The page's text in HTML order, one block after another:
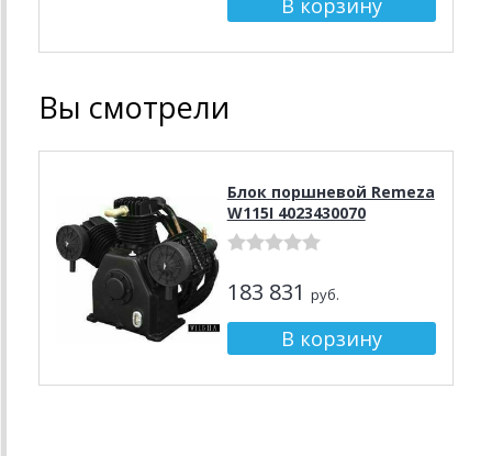
Вы смотрели
Блок поршневой Remeza
W115I 4023430070
183 831 руб.